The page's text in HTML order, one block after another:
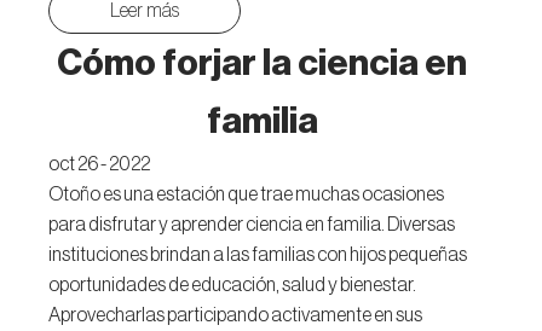
Leer más
Cómo forjar la ciencia en
familia
oct 26 - 2022
Otoño es una estación que trae muchas ocasiones
para disfrutar y aprender ciencia en familia. Diversas
instituciones brindan a las familias con hijos pequeñas
oportunidades de educación, salud y bienestar.
Aprovecharlas participando activamente en sus